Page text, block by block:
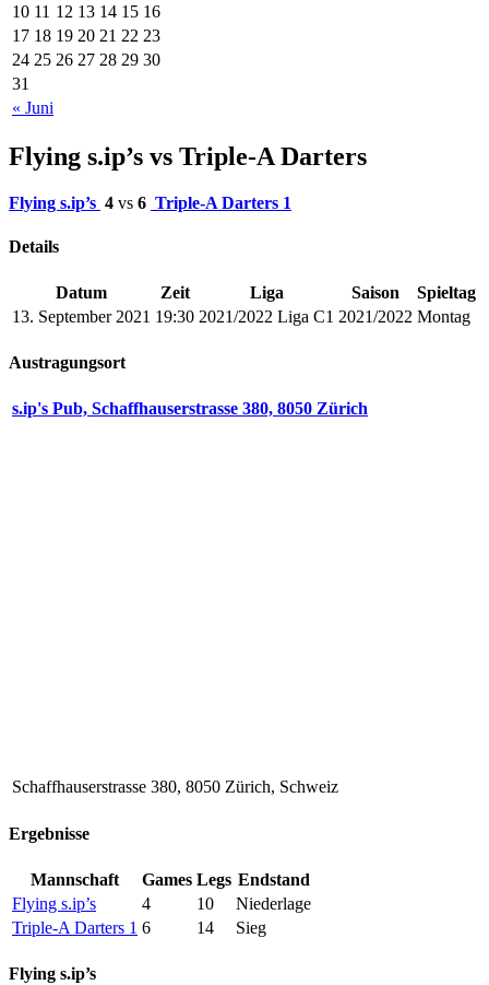
« Juni
10 11 12 13 14 15 16
17 18 19 20 21 22 23
24 25 26 27 28 29 30
31
Flying s.ip’s vs Triple-A Darters
Flying s.ip’s 4 vs 6 Triple-A Darters 1
Details
Datum Zeit Liga Saison
Spieltag
13. September 2021 19:30 2021/2022 Liga C1 2021/2022 Montag
Austragungsort
s.ip's Pub, Schaffhauserstrasse 380, 8050 Zürich
Schaffhauserstrasse 380, 8050 Zürich, Schweiz
Ergebnisse
Mannschaft Games Legs Endstand
Flying s.ip’s
4 10
Niederlage
Triple-A Darters 1 6 14 Sieg
Flying s.ip’s